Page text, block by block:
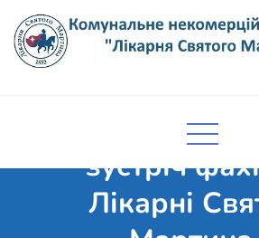
content
підприємство
Сьогодні
зустріч
Лікарні